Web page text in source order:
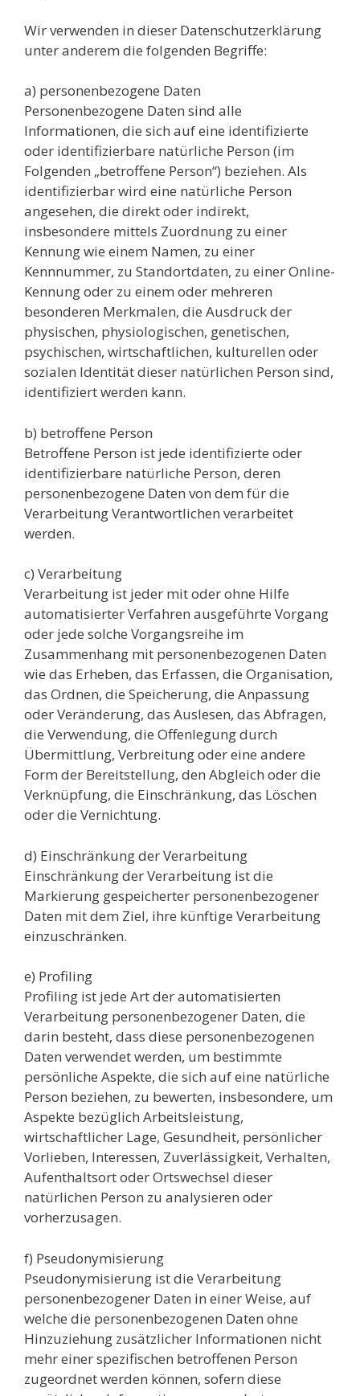
Wir verwenden in dieser Datenschutzerklärung
unter anderem die folgenden Begriffe:
a) personenbezogene Daten
Personenbezogene Daten sind alle
Informationen, die sich auf eine identifizierte
oder identifizierbare natürliche Person (im
Folgenden „betroffene Person“) beziehen. Als
identifizierbar wird eine natürliche Person
angesehen, die direkt oder indirekt,
insbesondere mittels Zuordnung zu einer
Kennung wie einem Namen, zu einer
Kennnummer, zu Standortdaten, zu einer Online-
Kennung oder zu einem oder mehreren
besonderen Merkmalen, die Ausdruck der
physischen, physiologischen, genetischen,
psychischen, wirtschaftlichen, kulturellen oder
sozialen Identität dieser natürlichen Person sind,
identifiziert werden kann.
b) betroffene Person
Betroffene Person ist jede identifizierte oder
identifizierbare natürliche Person, deren
personenbezogene Daten von dem für die
Verarbeitung Verantwortlichen verarbeitet
werden.
c) Verarbeitung
Verarbeitung ist jeder mit oder ohne Hilfe
automatisierter Verfahren ausgeführte Vorgang
oder jede solche Vorgangsreihe im
Zusammenhang mit personenbezogenen Daten
wie das Erheben, das Erfassen, die Organisation,
das Ordnen, die Speicherung, die Anpassung
oder Veränderung, das Auslesen, das Abfragen,
die Verwendung, die Offenlegung durch
Übermittlung, Verbreitung oder eine andere
Form der Bereitstellung, den Abgleich oder die
Verknüpfung, die Einschränkung, das Löschen
oder die Vernichtung.
d) Einschränkung der Verarbeitung
Einschränkung der Verarbeitung ist die
Markierung gespeicherter personenbezogener
Daten mit dem Ziel, ihre künftige Verarbeitung
einzuschränken.
e) Profiling
Profiling ist jede Art der automatisierten
Verarbeitung personenbezogener Daten, die
darin besteht, dass diese personenbezogenen
Daten verwendet werden, um bestimmte
persönliche Aspekte, die sich auf eine natürliche
Person beziehen, zu bewerten, insbesondere, um
Aspekte bezüglich Arbeitsleistung,
wirtschaftlicher Lage, Gesundheit, persönlicher
Vorlieben, Interessen, Zuverlässigkeit, Verhalten,
Aufenthaltsort oder Ortswechsel dieser
natürlichen Person zu analysieren oder
vorherzusagen.
f) Pseudonymisierung
Pseudonymisierung ist die Verarbeitung
personenbezogener Daten in einer Weise, auf
welche die personenbezogenen Daten ohne
Hinzuziehung zusätzlicher Informationen nicht
mehr einer spezifischen betroffenen Person
zugeordnet werden können, sofern diese